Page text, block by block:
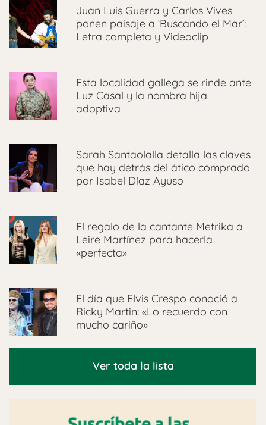
Juan Luis Guerra y Carlos Vives
ponen paisaje a ‘Buscando el Mar’:
Letra completa y Videoclip
Esta localidad gallega se rinde ante
Luz Casal y la nombra hija
adoptiva
Sarah Santaolalla detalla las claves
que hay detrás del ático comprado
por Isabel Díaz Ayuso
El regalo de la cantante Metrika a
Leire Martínez para hacerla
«perfecta»
El día que Elvis Crespo conoció a
Ricky Martin: «Lo recuerdo con
mucho cariño»
Ver toda la lista